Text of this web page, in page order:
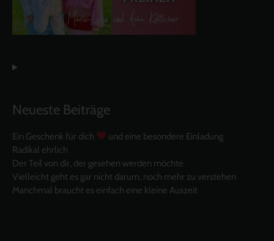
Neueste Beiträge
Ein Geschenk für dich
und eine besondere Einladung
Radikal ehrlich
Der Teil von dir, der gesehen werden möchte
Vielleicht geht es gar nicht darum, noch mehr zu verstehen
Manchmal braucht es einfach eine kleine Auszeit